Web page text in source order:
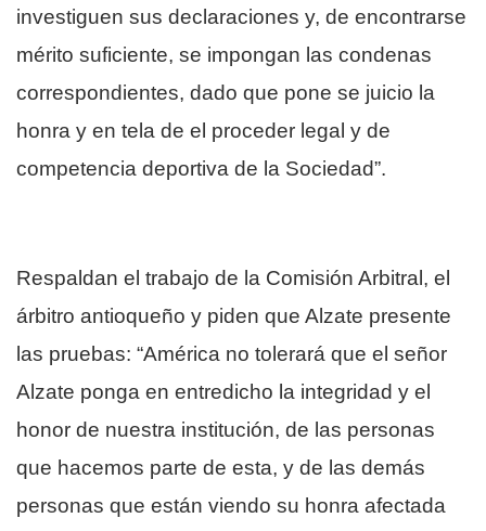
investiguen sus declaraciones y, de encontrarse
mérito suficiente, se impongan las condenas
correspondientes, dado que pone se juicio la
honra y en tela de el proceder legal y de
competencia deportiva de la Sociedad”.
Respaldan el trabajo de la Comisión Arbitral, el
árbitro antioqueño y piden que Alzate presente
las pruebas: “América no tolerará que el señor
Alzate ponga en entredicho la integridad y el
honor de nuestra institución, de las personas
que hacemos parte de esta, y de las demás
personas que están viendo su honra afectada